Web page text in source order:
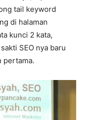
tail keyword
di halaman
kunci 2 kata,
SEO nya baru
pertama.